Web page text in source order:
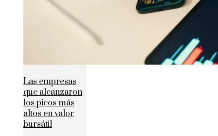
Las empresas
que alcanzaron
los picos más
altos en valor
bursátil